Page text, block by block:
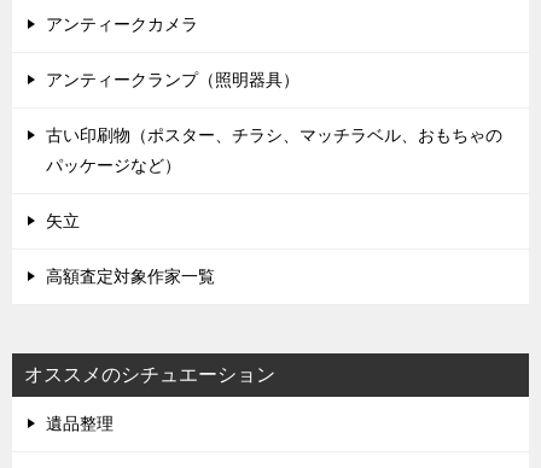
アンティークカメラ
アンティークランプ（照明器具）
古い印刷物（ポスター、チラシ、マッチラベル、おもちゃの
パッケージなど）
矢立
高額査定対象作家一覧
オススメのシチュエーション
遺品整理